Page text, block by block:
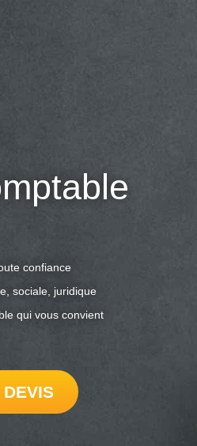
confiance
sociale, juridique
qui vous convient